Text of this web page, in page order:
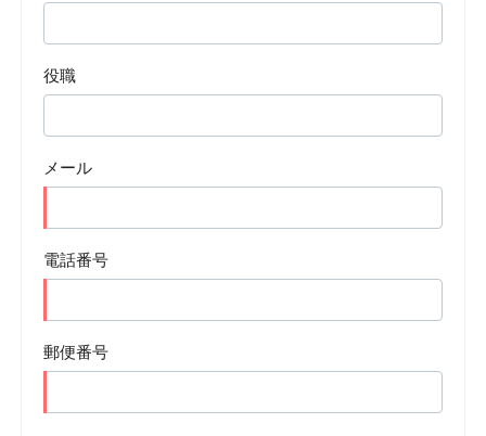
役職
メール
電話番号
郵便番号